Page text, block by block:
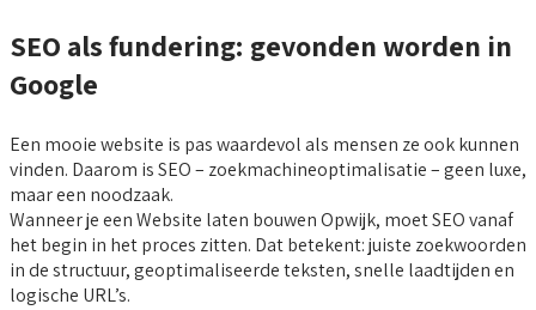
SEO als fundering: gevonden worden in
Google
Een mooie website is pas waardevol als mensen ze ook kunnen
vinden. Daarom is SEO – zoekmachineoptimalisatie – geen luxe,
maar een noodzaak.
Wanneer je een Website laten bouwen Opwijk, moet SEO vanaf
het begin in het proces zitten. Dat betekent: juiste zoekwoorden
in de structuur, geoptimaliseerde teksten, snelle laadtijden en
logische URL’s.